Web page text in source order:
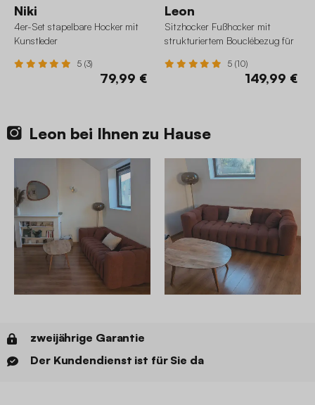
Niki
4er-Set stapelbare Hocker mit
Kunstleder
5 (3)
79,99 €
Leon
Sitzhocker Fußhocker mit
strukturiertem Bouclébezug für
5 (10)
149,99 €
Leon bei Ihnen zu Hause
zweijährige Garantie
Der Kundendienst ist für Sie da